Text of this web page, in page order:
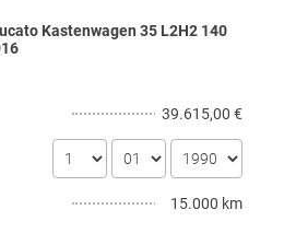
Kastenwagen 35 L2H2 140
39.615,00 €
15.000 km